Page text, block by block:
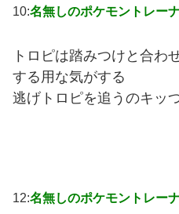
10:名無しのポケモントレー
トロピは踏みつけと合わ
する用な気がする
逃げトロピを追うのキッ
12:名無しのポケモントレー